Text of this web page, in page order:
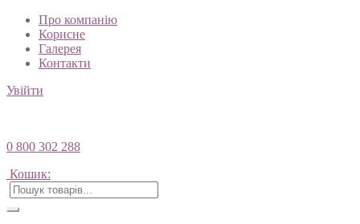
Про компанію
Корисне
Галерея
Контакти
Увійти
0 800 302 288
Кошик: